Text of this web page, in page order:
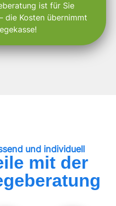
ist für Sie
die Kosten übernimmt
und individuell
mit der